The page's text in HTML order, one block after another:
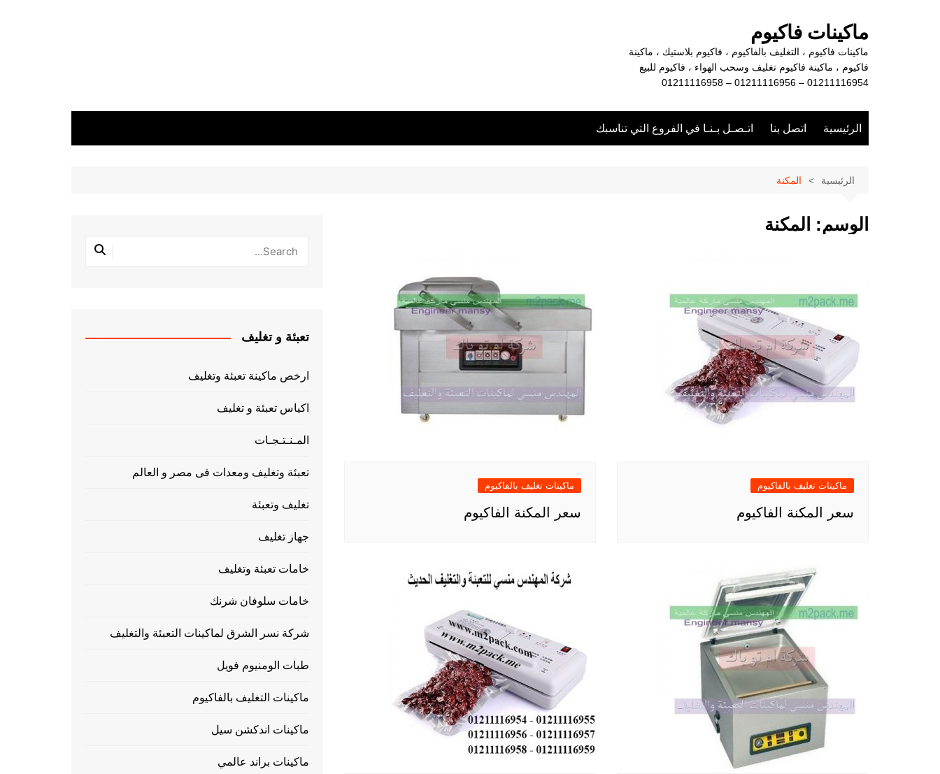
ماكينات فاكيوم
ماكينات فاكيوم ، التغليف بالفاكيوم ، فاكيوم بلاستيك ، ماكينة
فاكيوم ، ماكينة فاكيوم تغليف وسحب الهواء ، فاكيوم للبيع
01211116954 – 01211116956 – 01211116958
الرئيسية اتصل بنا اتـصـل بـنـا في الفروع التي تناسبك
الرئيسية المكنة
الوسم: المكنة
ماكينات تغليف بالفاكيوم
سعر المكنة الفاكيوم
ماكينات تغليف بالفاكيوم
سعر المكنة الفاكيوم
تعبئة و تغليف
ارخص ماكينة تعبئة وتغليف
اكياس تعبئة و تغليف
المـنـتـجـات
تعبئة وتغليف ومعدات فى مصر و العالم
تغليف وتعبئة
جهاز تغليف
خامات تعبئة وتغليف
خامات سلوفان شرنك
شركة نسر الشرق لماكينات التعبئة والتغليف
طبات الومنيوم فويل
ماكينات التغليف بالفاكيوم
ماكينات اندكشن سيل
ماكينات براند عالمي